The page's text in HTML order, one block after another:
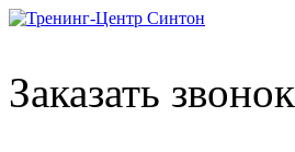
Заказать звонок